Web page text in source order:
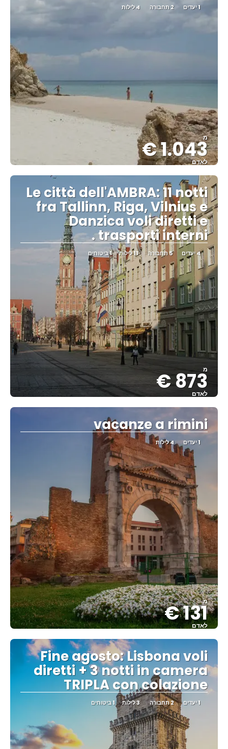
1 יעדים 2 תחבורה 4 לילות
מ
1.043 €
לאדם
ראה
Le città dell'AMBRA: 11 notti
fra Tallinn, Riga, Vilnius e
Danzica voli diretti e
trasporti interni .
4 יעדים 5 תחבורה 11 לילות 1 ביטוחים
מ
873 €
לאדם
ראה
vacanze a rimini
1 יעדים 4 לילות
מ
131 €
לאדם
ראה
Fine agosto: Lisbona voli
diretti + 3 notti in camera
TRIPLA con colazione
1 יעדים 2 תחבורה 3 לילות 1 ביטוחים